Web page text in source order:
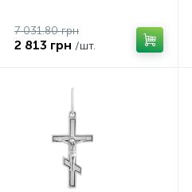
7 031.80 грн
2 813 грн /шт.